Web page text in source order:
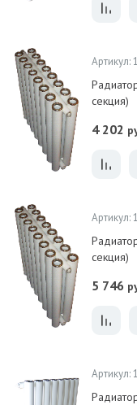
Артикул:
секция)
4 202
Артикул:
секция)
5 746
Артикул: